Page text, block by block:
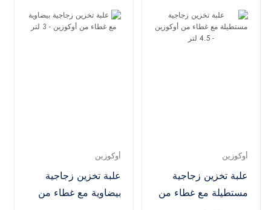
أوكوزين
علبة تخزين زجاجية
مستطيلة مع غطاء من
أوكوزين
علبة تخزين زجاجية
بيضاوية مع غطاء من